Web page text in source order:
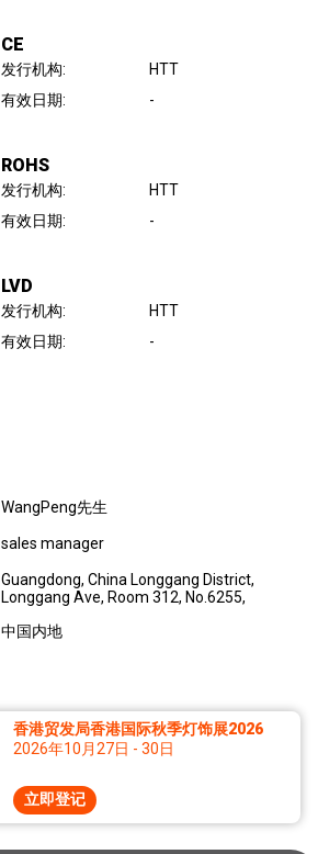
CE
发行机构:
HTT
有效日期: -
ROHS
发行机构:
HTT
有效日期: -
LVD
发行机构:
HTT
有效日期: -
WangPeng先生
sales manager
Guangdong, China Longgang District,
Longgang Ave, Room 312, No.6255,
中国内地
香港贸发局香港国际秋季灯饰展2026
2026年10月27日 - 30日
立即登记